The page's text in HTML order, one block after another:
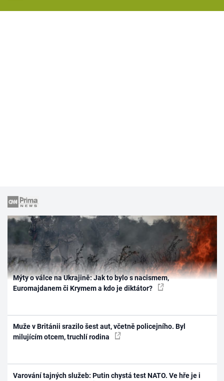
Mýty o válce na Ukrajině: Jak to bylo s nacismem,
Euromajdanem či Krymem a kdo je diktátor?
Muže v Británii srazilo šest aut, včetně policejního. Byl
milujícím otcem, truchlí rodina
Varování tajných služeb: Putin chystá test NATO. Ve hře je i